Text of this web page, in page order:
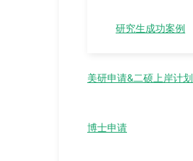
研究生成功案例
美研申请&二硕上岸计划
博士申请